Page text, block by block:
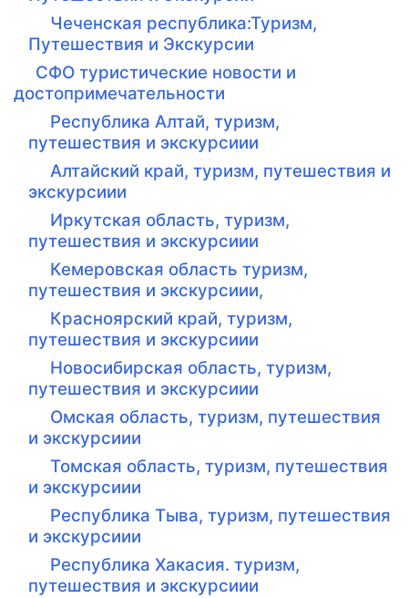
Чеченская республика:Туризм,
Путешествия и Экскурсии
СФО туристические новости и
достопримечательности
Республика Алтай, туризм,
путешествия и экскурсиии
Алтайский край, туризм, путешествия и
экскурсиии
Иркутская область, туризм,
путешествия и экскурсиии
Кемеровская область туризм,
путешествия и экскурсиии,
Красноярский край, туризм,
путешествия и экскурсиии
Новосибирская область, туризм,
путешествия и экскурсиии
Омская область, туризм, путешествия
и экскурсиии
Томская область, туризм, путешествия
и экскурсиии
Республика Тыва, туризм, путешествия
и экскурсиии
Республика Хакасия. туризм,
путешествия и экскурсиии